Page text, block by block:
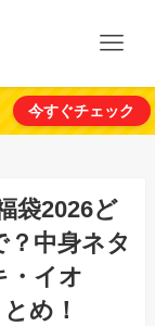
今すぐチェック
袋2026ど
中身ネタ
・イオ
め！